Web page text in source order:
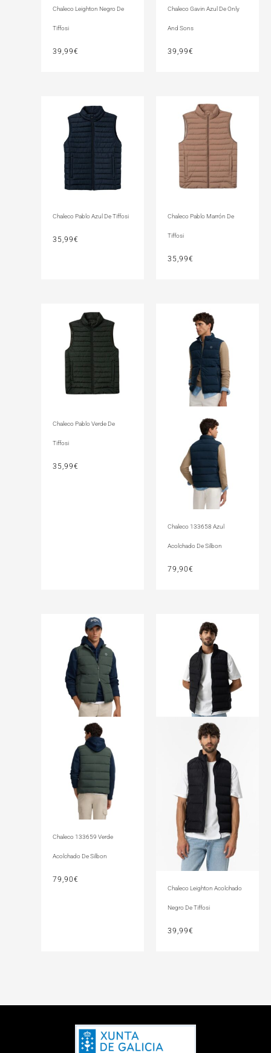
Chaleco Leighton Negro De
Tiffosi
39,99€
Chaleco Gavin Azul De Only
And Sons
39,99€
Chaleco Pablo Azul De Tiffosi
35,99€
Chaleco Pablo Marrón De
Tiffosi
35,99€
Chaleco Pablo Verde De
Tiffosi
35,99€
Chaleco 133658 Azul
Acolchado De Silbon
79,90€
Chaleco 133659 Verde
Acolchado De Silbon
79,90€
Chaleco Leighton Acolchado
Negro De Tiffosi
39,99€